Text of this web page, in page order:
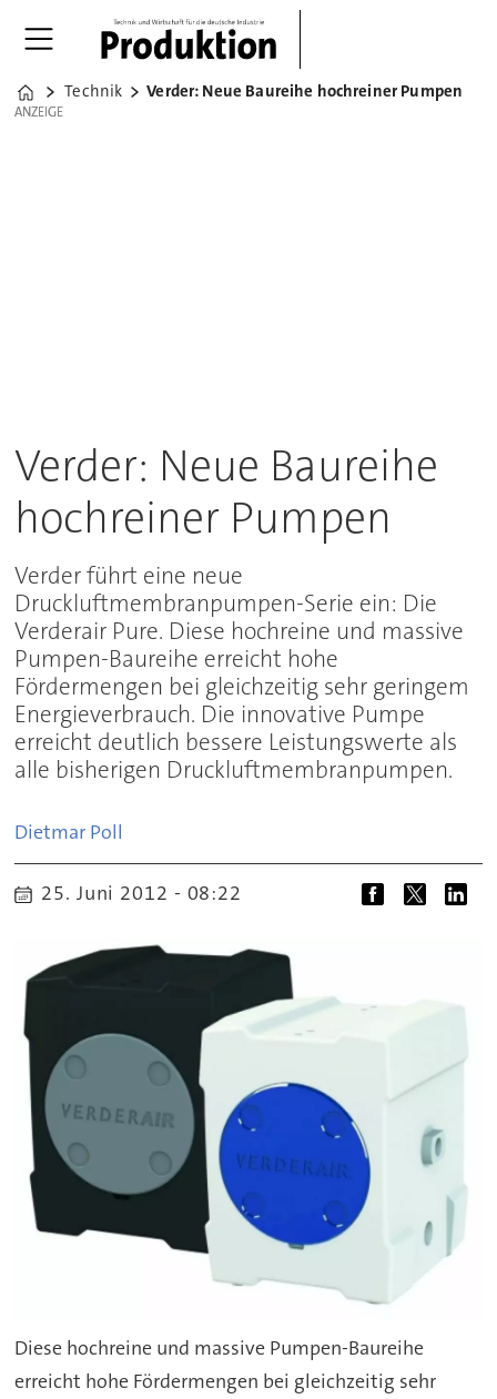
Home
Technik Verder: Neue Baureihe hochreiner Pumpen
ANZEIGE
ANZEIGE
Verder: Neue Baureihe
hochreiner Pumpen
Verder führt eine neue
Druckluftmembranpumpen-Serie ein: Die
Verderair Pure. Diese hochreine und massive
Pumpen-Baureihe erreicht hohe
Fördermengen bei gleichzeitig sehr geringem
Energieverbrauch. Die innovative Pumpe
erreicht deutlich bessere Leistungswerte als
alle bisherigen Druckluftmembranpumpen.
Dietmar Poll
25. Juni 2012 - 08:22
Diese hochreine und massive Pumpen-Baureihe
erreicht hohe Fördermengen bei gleichzeitig sehr